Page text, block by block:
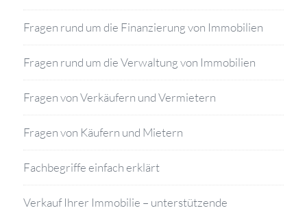
Fragen rund um die Finanzierung von Immobilien
Fragen rund um die Verwaltung von Immobilien
Fragen von Verkäufern und Vermietern
Fragen von Käufern und Mietern
Fachbegriffe einfach erklärt
Verkauf Ihrer Immobilie – unterstützende